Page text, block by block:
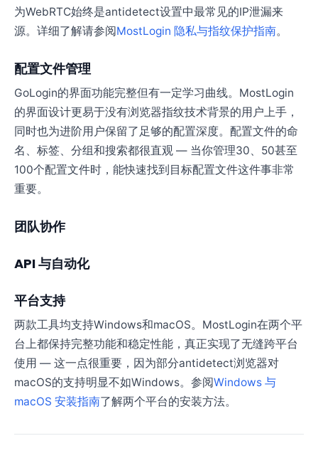
为WebRTC始终是antidetect设置中最常见的IP泄漏来
源。详细了解请参阅MostLogin 隐私与指纹保护指南。
配置文件管理
GoLogin的界面功能完整但有一定学习曲线。MostLogin
的界面设计更易于没有浏览器指纹技术背景的用户上手，
同时也为进阶用户保留了足够的配置深度。配置文件的命
名、标签、分组和搜索都很直观 — 当你管理30、50甚至
100个配置文件时，能快速找到目标配置文件这件事非常
重要。
团队协作
API 与自动化
平台支持
两款工具均支持Windows和macOS。MostLogin在两个平
台上都保持完整功能和稳定性能，真正实现了无缝跨平台
使用 — 这一点很重要，因为部分antidetect浏览器对
macOS的支持明显不如Windows。参阅Windows 与
macOS 安装指南了解两个平台的安装方法。